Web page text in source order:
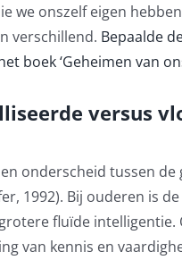
we onszelf eigen
verschillend. Bepaalde
boek ‘Geheimen van
versus
onderscheid tussen de
1992). Bij ouderen is
fluïde
van kennis en